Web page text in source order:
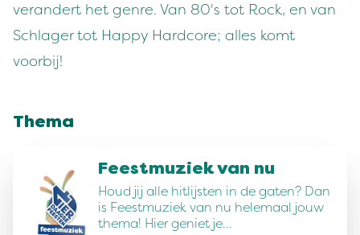
verandert het genre. Van 80's tot Rock, en van
Schlager tot Happy Hardcore; alles komt
voorbij!
Thema
Feestmuziek van nu
Houd jij alle hitlijsten in de gaten? Dan
is Feestmuziek van nu helemaal jouw
thema! Hier geniet je…